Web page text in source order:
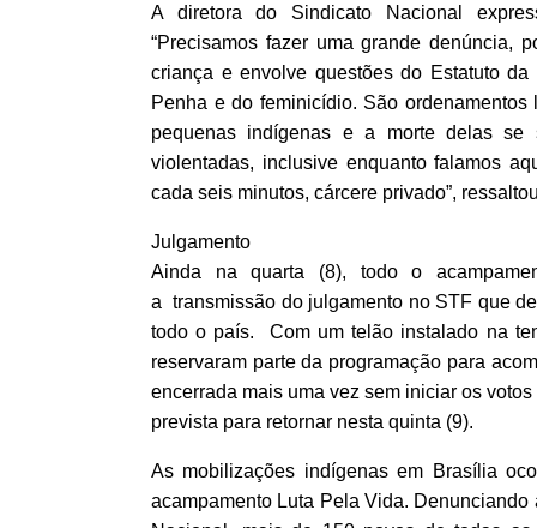
A diretora do Sindicato Nacional
“Precisamos fazer uma grande denúncia,
criança e envolve questões do Estatuto
Penha e do feminicídio. São
pequenas indígenas e a morte delas
violentadas, inclusive enquanto falamos
cada seis minutos, cárcere privado”,
Julgamento
Ainda na quarta (8), todo o
a transmissão do julgamento no STF que
todo o país. Com um telão instalado na
reservaram parte da programação para
encerrada mais uma vez sem iniciar os
prevista para retornar nesta quinta (9).
As mobilizações indígenas em Brasília
acampamento Luta Pela Vida.